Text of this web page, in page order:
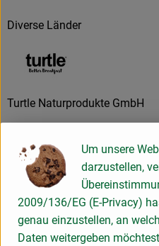
Diverse Länder
Turtle Naturprodukte GmbH
Egal was der Tag für Sie
Sie besser frühstücken. Mit
Cornflakes mit
Start in den Tag, um alle
Um unsere
darzustellen,
2009/136/EG (E-Privacy)
genau einzustellen, an
Daten weitergeben